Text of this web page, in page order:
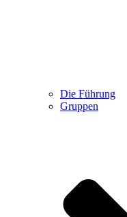
Die Führung
Gruppen